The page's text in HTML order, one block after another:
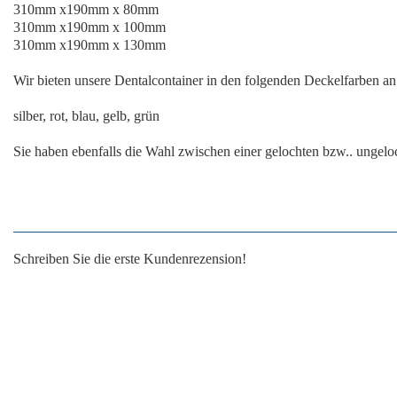
310mm x190mm x 80mm
310mm x190mm x 100mm
310mm x190mm x 130mm
Wir bieten unsere Dentalcontainer in den folgenden Deckelfarben
silber, rot, blau, gelb, grün
Sie haben ebenfalls die Wahl zwischen einer gelochten bzw..
Schreiben Sie die erste Kundenrezension!